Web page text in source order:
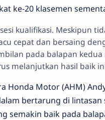
ke-20 klasemen
kualifikasi. Meskipun
cepat dan bersaing
pada balapan
melanjutkan hasil baik
Honda Motor (AHM)
bertarung di
semakin baik pada